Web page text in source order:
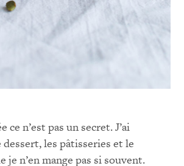
ce n’est pas un secret. J’ai
les pâtisseries et le
je n’en mange pas si souvent.